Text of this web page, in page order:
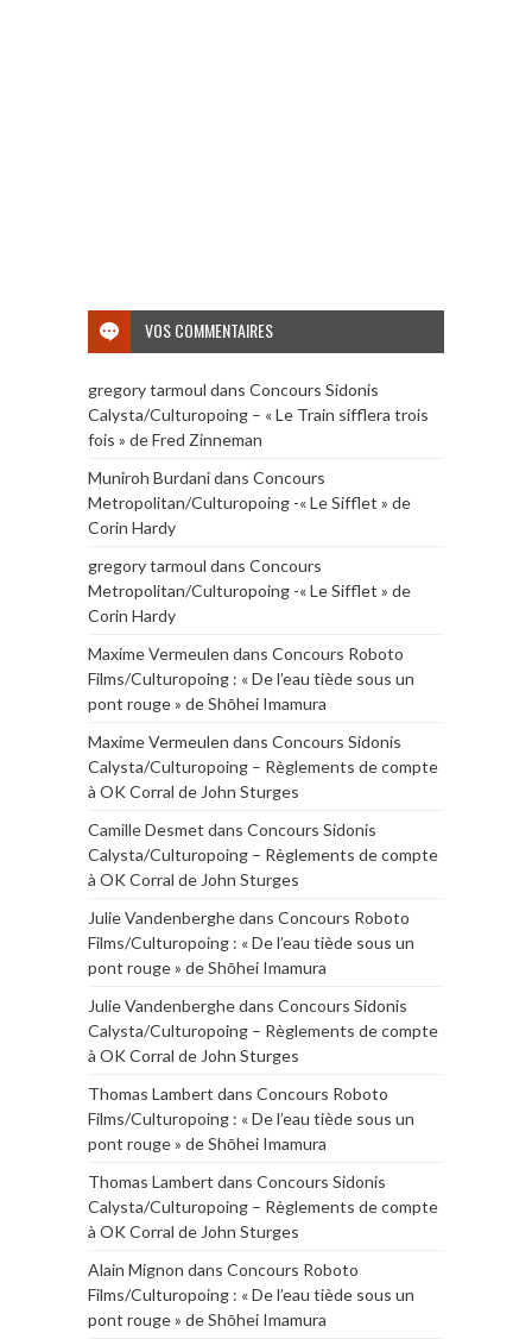
VOS COMMENTAIRES
gregory tarmoul dans Concours Sidonis
Calysta/Culturopoing – « Le Train sifflera trois
fois » de Fred Zinneman
Muniroh Burdanidans Concours
Metropolitan/Culturopoing -« Le Sifflet » de
Corin Hardy
gregory tarmoul dans Concours
Metropolitan/Culturopoing -« Le Sifflet » de
Corin Hardy
Maxime Vermeulen dans Concours Roboto
Films/Culturopoing : « De l’eau tiède sous un
pont rouge » de Shōhei Imamura
Maxime Vermeulen dans Concours Sidonis
Calysta/Culturopoing – Règlements de compte
à OK Corral de John Sturges
Camille Desmet dans Concours Sidonis
Calysta/Culturopoing – Règlements de compte
à OK Corral de John Sturges
Julie Vandenberghedans Concours Roboto
Films/Culturopoing : « De l’eau tiède sous un
pont rouge » de Shōhei Imamura
Julie Vandenberghedans Concours Sidonis
Calysta/Culturopoing – Règlements de compte
à OK Corral de John Sturges
Thomas Lambert dans Concours Roboto
Films/Culturopoing : « De l’eau tiède sous un
pont rouge » de Shōhei Imamura
Thomas Lambert dans Concours Sidonis
Calysta/Culturopoing – Règlements de compte
à OK Corral de John Sturges
Alain Mignon dans Concours Roboto
Films/Culturopoing : « De l’eau tiède sous un
pont rouge » de Shōhei Imamura